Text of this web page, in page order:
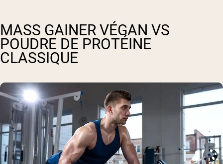
MASS GAINER VÉGAN VS
POUDRE DE PROTÉINE
CLASSIQUE